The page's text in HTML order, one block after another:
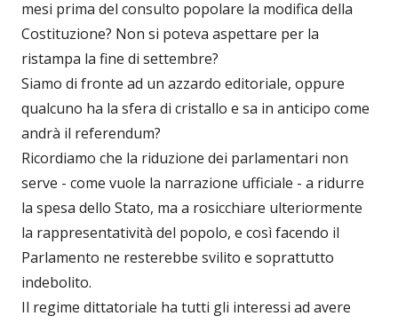
mesi prima del consulto popolare la modifica della
Costituzione? Non si poteva aspettare per la
ristampa la fine di settembre?
Siamo di fronte ad un azzardo editoriale, oppure
qualcuno ha la sfera di cristallo e sa in anticipo come
andrà il referendum?
Ricordiamo che la riduzione dei parlamentari non
serve - come vuole la narrazione ufficiale - a ridurre
la spesa dello Stato, ma a rosicchiare ulteriormente
la rappresentatività del popolo, e così facendo il
Parlamento ne resterebbe svilito e soprattutto
indebolito.
Il regime dittatoriale ha tutti gli interessi ad avere